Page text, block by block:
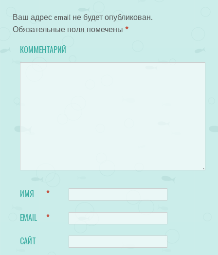
Ваш адрес email не будет опубликован.
Обязательные поля помечены *
КОММЕНТАРИЙ
ИМЯ *
EMAIL *
САЙТ